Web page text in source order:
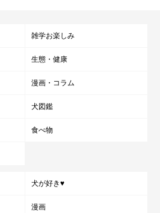
雑学お楽しみ
生態・健康
漫画・コラム
犬図鑑
食べ物
犬が好き♥
漫画